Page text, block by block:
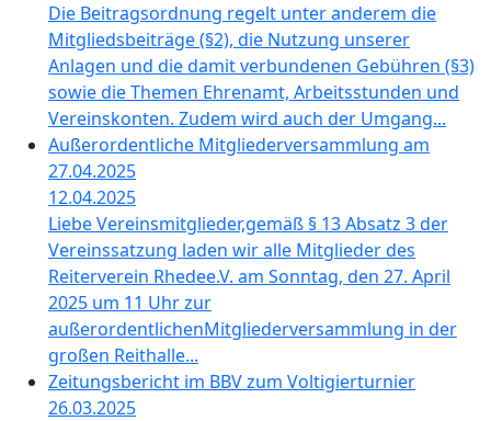
Die Beitragsordnung regelt unter anderem die
Mitgliedsbeiträge (§2), die Nutzung unserer
Anlagen und die damit verbundenen Gebühren (§3)
sowie die Themen Ehrenamt, Arbeitsstunden und
Vereinskonten. Zudem wird auch der Umgang...
Außerordentliche Mitgliederversammlung am
27.04.2025
12.04.2025
Liebe Vereinsmitglieder,gemäß § 13 Absatz 3 der
Vereinssatzung laden wir alle Mitglieder des
Reiterverein Rhedee.V. am Sonntag, den 27. April
2025 um 11 Uhr zur
außerordentlichenMitgliederversammlung in der
großen Reithalle...
Zeitungsbericht im BBV zum Voltigierturnier
26.03.2025